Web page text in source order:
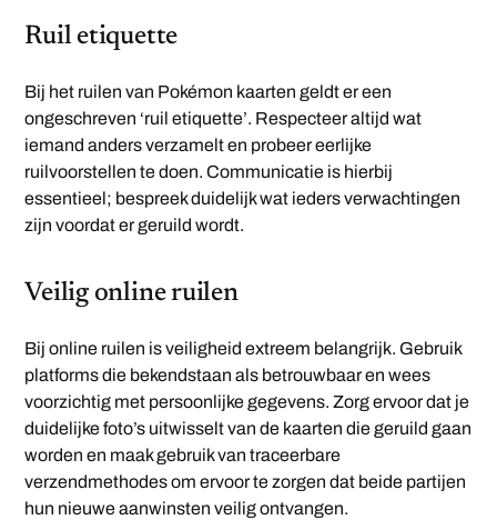
Ruil etiquette
Bij het ruilen van Pokémon kaarten geldt er een
ongeschreven ‘ruil etiquette’. Respecteer altijd wat
iemand anders verzamelt en probeer eerlijke
ruilvoorstellen te doen. Communicatie is hierbij
essentieel; bespreek duidelijk wat ieders verwachtingen
zijn voordat er geruild wordt.
Veilig online ruilen
Bij online ruilen is veiligheid extreem belangrijk. Gebruik
platforms die bekendstaan als betrouwbaar en wees
voorzichtig met persoonlijke gegevens. Zorg ervoor dat je
duidelijke foto’s uitwisselt van de kaarten die geruild gaan
worden en maak gebruik van traceerbare
verzendmethodes om ervoor te zorgen dat beide partijen
hun nieuwe aanwinsten veilig ontvangen.